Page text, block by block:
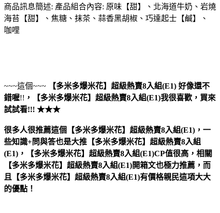
商品訊息簡述: 產品組合內容: 原味【甜】、北海道牛奶、岩燒
海苔【甜】、焦糖、抹茶、蒜香黑胡椒、巧達起士【鹹】、
咖哩
~~~這個~~~ 【多米多爆米花】超級熱賣8入組(E1) 好像還不
錯喔!! ， 【多米多爆米花】超級熱賣8入組(E1)我很喜歡，買來
試試看!!! ★★★
很多人很推薦這個【多米多爆米花】超級熱賣8入組(E1)，一
些知識+問與答也是大推【多米多爆米花】超級熱賣8入組
(E1)，【多米多爆米花】超級熱賣8入組(E1)CP值很高，相關
【多米多爆米花】超級熱賣8入組(E1)開箱文也極力推薦，而
且【多米多爆米花】超級熱賣8入組(E1)有價格親民這項大大
的優點！